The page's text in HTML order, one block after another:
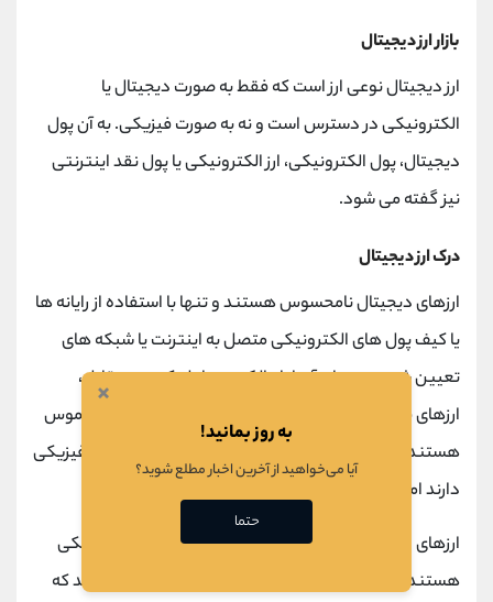
بازار ارز دیجیتال
ارز دیجیتال نوعی ارز است که فقط به صورت دیجیتال یا
الکترونیکی در دسترس است و نه به صورت فیزیکی. به آن پول
دیجیتال، پول الکترونیکی، ارز الکترونیکی یا پول نقد اینترنتی
نیز گفته می شود.
درک ارز دیجیتال
ارزهای دیجیتال نامحسوس هستند و تنها با استفاده از رایانه ها
یا کیف پول های الکترونیکی متصل به اینترنت یا شبکه های
تعیین شده می توان آنها را مالک و معامله کرد. در مقابل،
ارزهای فیزیکی مانند اسکناس و سکه های ضرب شده ملموس
هستند و معاملات فقط توسط دارندگان آنها که مالکیت فیزیکی
دارند امکان پذیر است.
ارزهای دیجیتال دارای کلیه خصوصیات ذاتی مانند ارز فیزیکی
هستند و این امکان را برای معاملات فوری فراهم می کنند که
×
به روز بمانید!
آیا می‌خواهید از آخرین اخبار مطلع شوید؟
حتما